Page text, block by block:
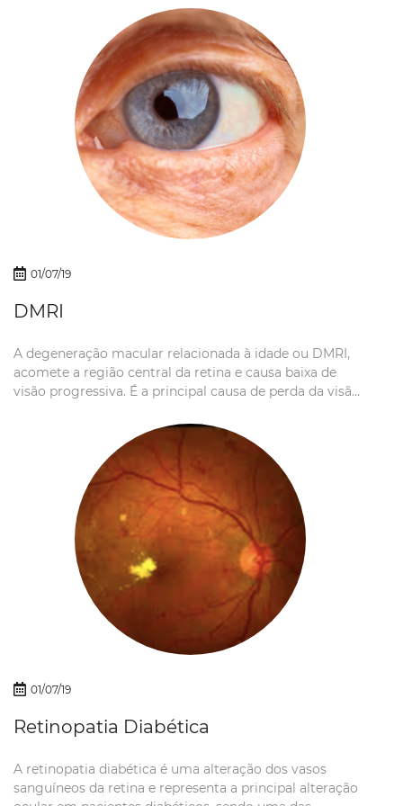
01/07/19
DMRI
A degeneração macular relacionada à idade ou DMRI,
acomete a região central da retina e causa baixa de
visão progressiva. É a principal causa de perda da visão
idade. Seu surgimento está ligado a múltiplos fatores
como hereditariedade, genética e...
01/07/19
Retinopatia Diabética
A retinopatia diabética é uma alteração dos vasos
sanguíneos da retina e representa a principal alteração